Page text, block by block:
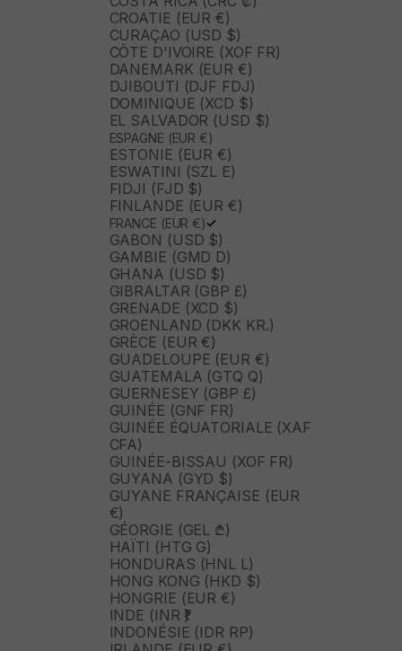
CROATIE (EUR €)
CURAÇAO (USD $)
CÔTE D'IVOIRE (XOF FR)
DANEMARK (EUR €)
DJIBOUTI (DJF FDJ)
DOMINIQUE (XCD $)
EL SALVADOR (USD $)
ESPAGNE (EUR €)
ESTONIE (EUR €)
ESWATINI (SZL E)
FIDJI (FJD $)
FINLANDE (EUR €)
FRANCE (EUR €)
GABON (USD $)
GAMBIE (GMD D)
GHANA (USD $)
GIBRALTAR (GBP £)
GRENADE (XCD $)
GROENLAND (DKK KR.)
GRÈCE (EUR €)
GUADELOUPE (EUR €)
GUATEMALA (GTQ Q)
GUERNESEY (GBP £)
GUINÉE (GNF FR)
GUINÉE ÉQUATORIALE (XAF
CFA)
GUINÉE-BISSAU (XOF FR)
GUYANA (GYD $)
GUYANE FRANÇAISE (EUR
€)
GÉORGIE (GEL ₾)
HAÏTI (HTG G)
HONDURAS (HNL L)
HONG KONG (HKD $)
HONGRIE (EUR €)
INDE (INR ₹)
INDONÉSIE (IDR RP)